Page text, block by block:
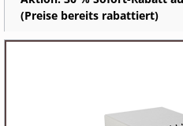
(Preise bereits rabattiert)